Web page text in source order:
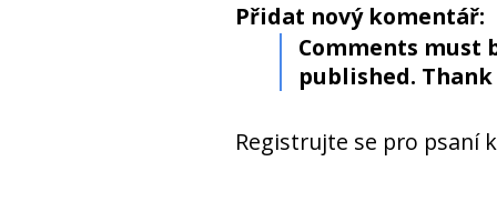
Přidat nový komentář:
Comments must
published. Thank
Registrujte se pro psaní